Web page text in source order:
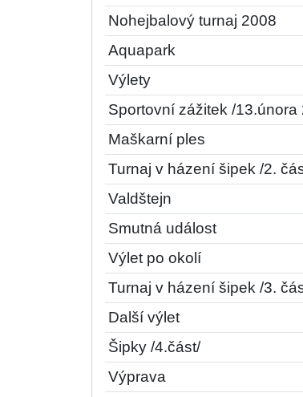
Nohejbalový turnaj 2008
Aquapark
Výlety
Sportovní zážitek /13.února
Maškarní ples
Turnaj v házení šipek /2.
Valdštejn
Smutná událost
Výlet po okolí
Turnaj v házení šipek /3.
Další výlet
Šipky /4.část/
Výprava